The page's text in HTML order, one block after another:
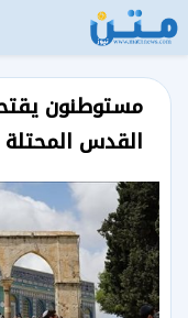
مستوطنون
القدس المحتلة